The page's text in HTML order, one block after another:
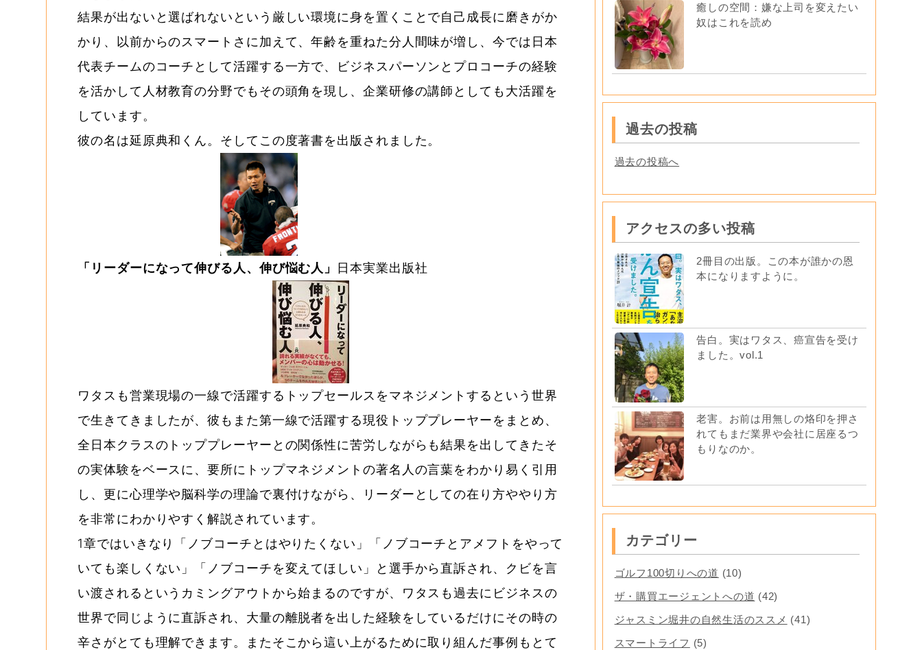
結果が出ないと選ばれないという厳しい環境に身を置くことで自己成長に磨きがか
かり、以前からのスマートさに加えて、年齢を重ねた分人間味が増し、今では日本
代表チームのコーチとして活躍する一方で、ビジネスパーソンとプロコーチの経験
を活かして人材教育の分野でもその頭角を現し、企業研修の講師としても大活躍を
しています。
彼の名は延原典和くん。そしてこの度著書を出版されました。
「リーダーになって伸びる人、伸び悩む人」 日本実業出版社
ワタスも営業現場の一線で活躍するトップセールスをマネジメントするという世界
で生きてきましたが、彼もまた第一線で活躍する現役トッププレーヤーをまとめ、
全日本クラスのトッププレーヤーとの関係性に苦労しながらも結果を出してきたそ
の実体験をベースに、要所にトップマネジメントの著名人の言葉をわかり易く引用
し、更に心理学や脳科学の理論で裏付けながら、リーダーとしての在り方ややり方
を非常にわかりやすく解説されています。
1章ではいきなり「ノブコーチとはやりたくない」「ノブコーチとアメフトをやって
いても楽しくない」「ノブコーチを変えてほしい」と選手から直訴され、クビを言
い渡されるというカミングアウトから始まるのですが、ワタスも過去にビジネスの
世界で同じように直訴され、大量の離脱者を出した経験をしているだけにその時の
辛さがとても理解できます。またそこから這い上がるために取り組んだ事例もとて
癒しの空間：嫌な上司を変えたい
奴はこれを読め
過去の投稿
過去の投稿へ
アクセスの多い投稿
2冊目の出版。この本が誰かの恩
本になりますように。
告白。実はワタス、癌宣告を受け
ました。vol.1
老害。お前は用無しの烙印を押さ
れてもまだ業界や会社に居座るつ
もりなのか。
カテゴリー
ゴルフ100切りへの道 (10)
ザ・購買エージェントへの道 (42)
ジャスミン堀井の自然生活のススメ (41)
スマートライフ (5)